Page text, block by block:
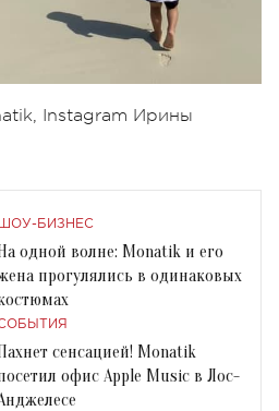
Instagram Ирины
ШОУ-БИЗНЕС
одной волне: Monatik и его
прогулялись в одинаковых
сенсацией! Monatik
офис Apple Music в Лос-